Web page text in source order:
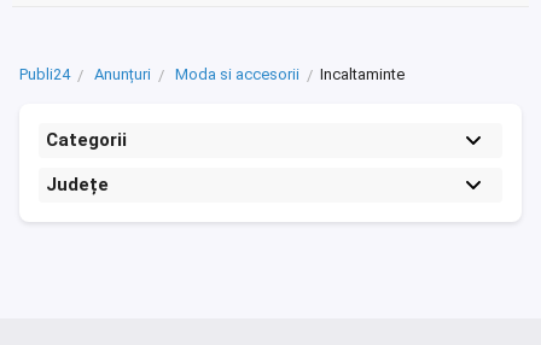
Publi24 Anunțuri Moda si accesorii Incaltaminte
Categorii
Județe